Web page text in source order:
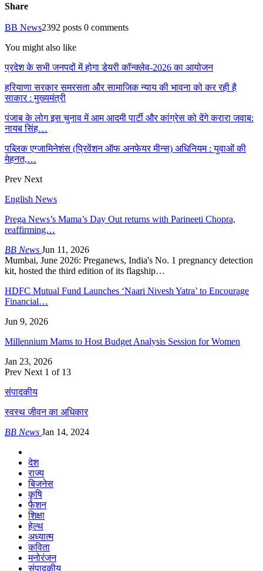
Share
BB News2392 posts 0 comments
You might also like
प्रदेश के सभी जनपदों में होगा डेयरी कॉन्क्लेव-2026 का आयोजन
हरियाणा सरकार समरसता और सामाजिक न्याय की भावना को कर रही है
साकार : मुख्यमंत्री
पंजाब के लोग इस चुनाव में आम आदमी पार्टी और कांग्रेस को देंगे करारा जवाब:
नायब सिंह…
पब्लिक एग्जामिनेशंस (प्रिवेंशन ऑफ अनफेयर मीन्स) अधिनियम : युवाओं की
मेहनत,…
Prev Next
English News
Prega News’s Mama’s Day Out returns with Parineeti Chopra,
reaffirming…
BB News Jun 11, 2026
Mumbai, June 2026: Preganews, India's No. 1 pregnancy detection
kit, hosted the third edition of its flagship…
HDFC Mutual Fund Launches ‘Naari Nivesh Yatra’ to Encourage
Financial…
Jun 9, 2026
Millennium Mams to Host Budget Analysis Session for Women
Jan 23, 2026
Prev Next 1 of 13
संपादकीय
स्वस्थ जीवन का अधिकार
BB News Jan 14, 2024
देश
राज्य
बिजनेस
कृषि
फैशन
शिक्षा
हेल्थ
अध्यात्म
कविता
मनोरंजन
संपादकीय